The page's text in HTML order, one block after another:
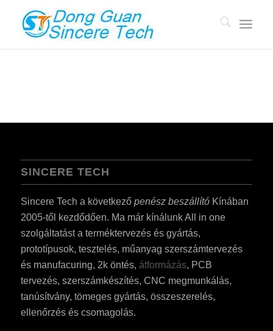
SINCERE TECH
Sincere Tech a következő penész beszállítóKínában
2005-től kezdődően. Ma már kínálunk All in one
szolgáltatást a terméktervezés és gyártás,
prototípusok, tesztelés, műanyag szerszámtervezés
és manufacuring, 2k öntés, átformázás, PCB
tervezés, szerszámkészítés, CNC megmunkálás,
tanúsítvány, tömeges gyártás, összeszerelés,
ellenőrzés és csomagolás.